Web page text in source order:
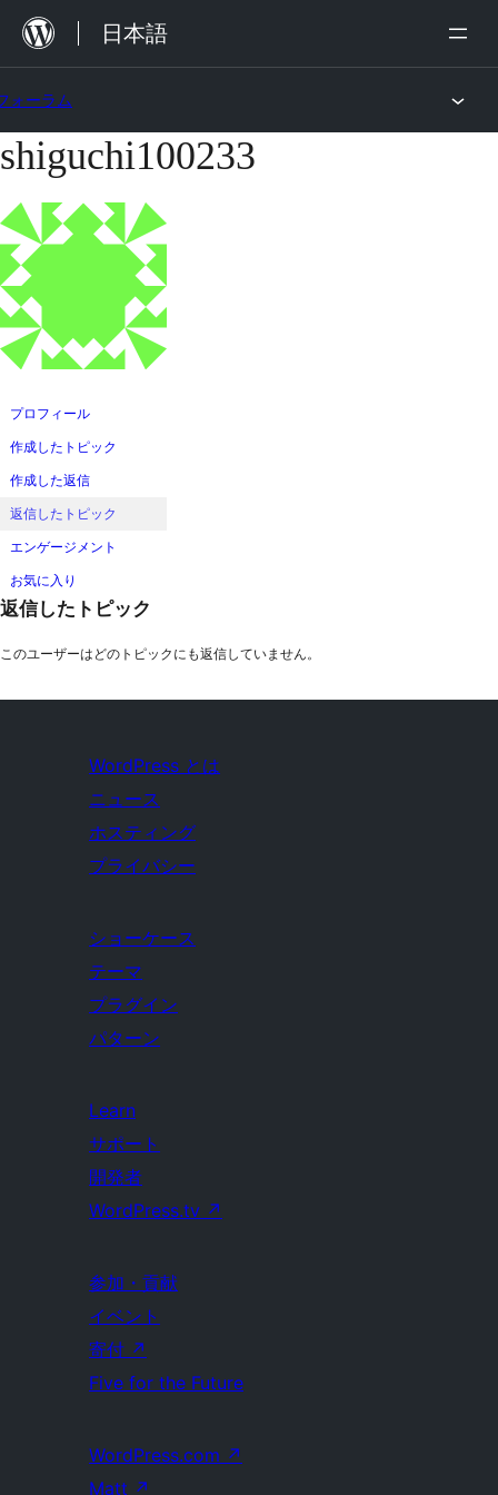
キ
プ
日本語
ォーラム
コ
テ
ン
ツ
へ
ス
ッ
プ
shiguchi100233
プロフィール
作成したトピック
作成した返信
返信したトピック
エンゲージメント
お気に入り
返信したトピック
このユーザーはどのトピックにも返信していません。
WordPress とは
ニュース
ホスティング
プライバシー
ショーケース
テーマ
プラグイン
パターン
Learn
サポート
開発者
WordPress.tv ↗
参加・貢献
イベント
寄付 ↗
Five for the Future
WordPress.com ↗
Matt ↗